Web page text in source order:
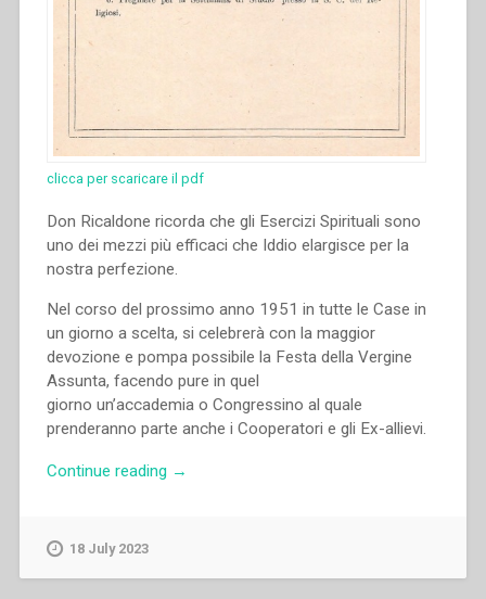
clicca per scaricare il pdf
Don Ricaldone ricorda che gli Esercizi Spirituali sono
uno dei mezzi più efficaci che Iddio elargisce per la
nostra perfezione.
Nel corso del prossimo anno 1951 in tutte le Case in
un giorno a scelta, si celebrerà con la maggior
devozione e pompa possibile la Festa della Vergine
Assunta, facendo pure in quel
giorno un’accademia o Congressino al quale
prenderanno parte anche i Cooperatori e gli Ex-allievi.
Continue reading “Pietro
→
18 July 2023